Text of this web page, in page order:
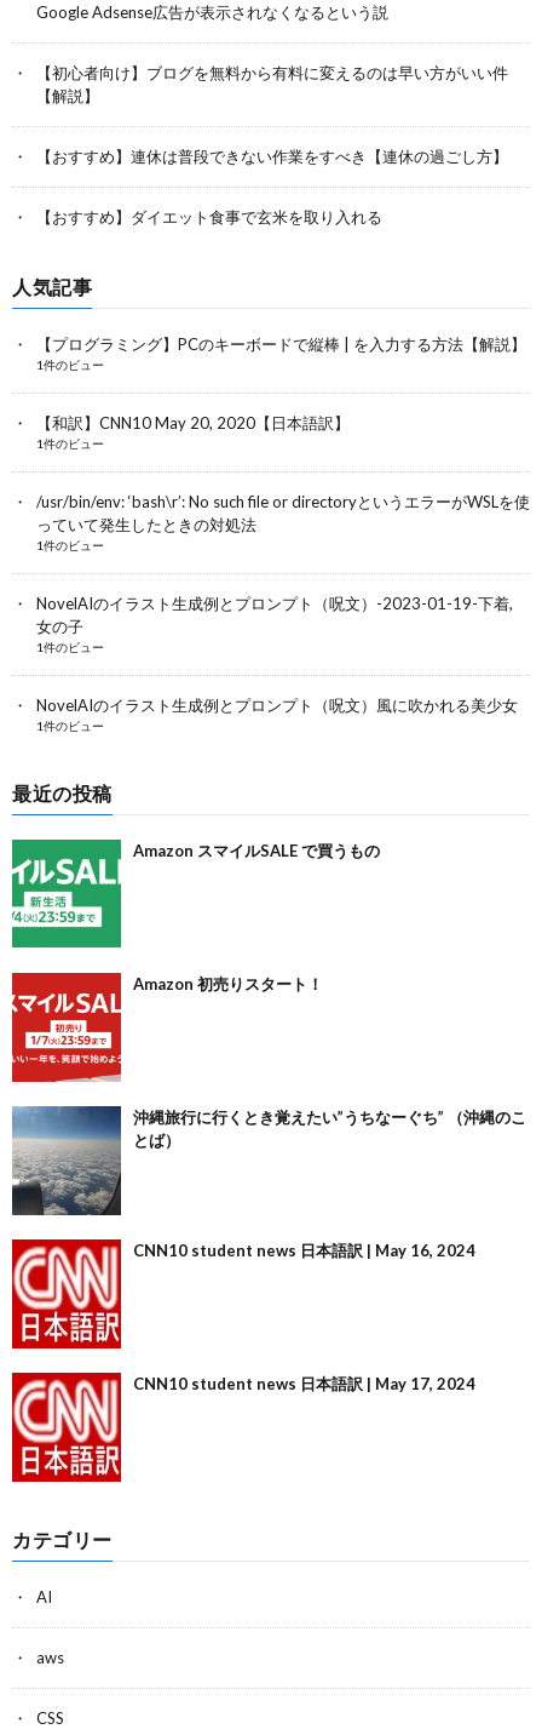
Google Adsense広告が表示されなくなるという説
【初心者向け】ブログを無料から有料に変えるのは早い方がいい件
【解説】
【おすすめ】連休は普段できない作業をすべき【連休の過ごし方】
【おすすめ】ダイエット食事で玄米を取り入れる
人気記事
【プログラミング】PCのキーボードで縦棒 | を入力する方法【解説】
1件のビュー
【和訳】CNN10 May 20, 2020【日本語訳】
1件のビュー
/usr/bin/env: ‘bash\r’: No such file or directoryというエラーがWSLを使
っていて発生したときの対処法
1件のビュー
NovelAIのイラスト生成例とプロンプト（呪文）-2023-01-19-下着,
女の子
1件のビュー
NovelAIのイラスト生成例とプロンプト（呪文）風に吹かれる美少女
1件のビュー
最近の投稿
Amazon スマイルSALE で買うもの
Amazon 初売りスタート！
沖縄旅行に行くとき覚えたい”うちなーぐち” （沖縄のこ
とば）
CNN10 student news 日本語訳 | May 16, 2024
CNN10 student news 日本語訳 | May 17, 2024
カテゴリー
AI
aws
CSS